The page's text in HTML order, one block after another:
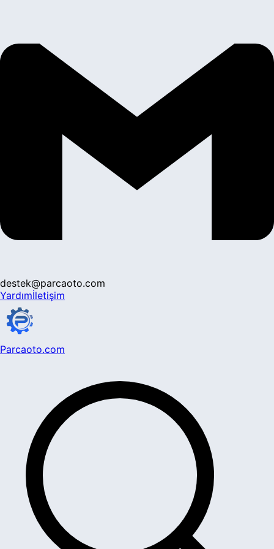
destek@parcaoto.com
Yardımİletişim
Parcaoto.com